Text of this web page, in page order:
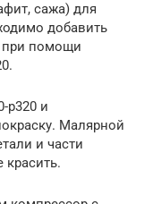
сажа) для
добавить
помощи
р320 и
Малярной
и части
красить.